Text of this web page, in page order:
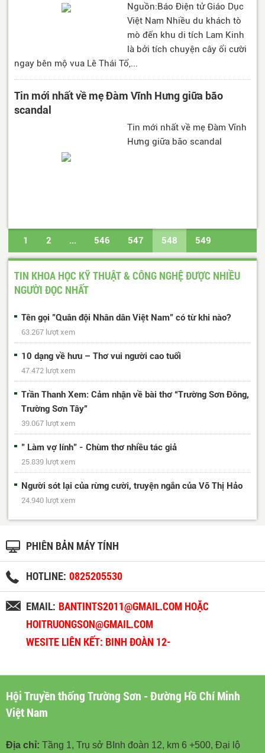
Nguồn:Báo Điện tử Giáo Dục
Việt Nam Nhiều du khách tò
mò đến khu di tích Lam Kinh
là bởi tích chuyện cây ổi cười
ngay bên mộ vua Lê Thái Tổ,...
Tin mới nhất về mẹ Đàm Vĩnh Hưng giữa bão
scandal
Tin mới nhất về mẹ Đàm Vĩnh
Hưng giữa bão scandal
1 2 ... 546 547 548 549
550 ... 617 618 Trang cuối
TIN KHOA HỌC KỸ THUẬT & CÔNG NGHỆ ĐƯỢC NHIỀU
NGƯỜI ĐỌC NHẤT
Tên gọi "Quân đội Nhân dân Việt Nam" có từ khi nào?
63.267 lượt xem
10 dạng về hưu – Thơ vui người cao tuổi
47.472 lượt xem
Trần Thanh Xem: Cảm nhận về bài thơ “Trường Sơn Đông,
Trường Sơn Tây”
39.067 lượt xem
" Làm vợ lính" - Chùm thơ nhiều tác giả
25.839 lượt xem
Người sót lại của rừng cười, truyện ngắn của Võ Thị Hảo
24.940 lượt xem
PHIÊN BẢN MÁY TÍNH
HOTLINE: 0825205530
EMAIL: BANTINTS2011@GMAIL.COM HOẶC
HOITRUONGSON@GMAIL.COM
WESITE LIÊN KẾT: BINH ĐOÀN 12-
Hội Truyền thống Trường Sơn - Đường Hồ Chí Minh
Việt Nam
Địa chỉ: Tầng 1, Trụ sở BInh đoàn 12, km 6 +500, Đại lộ